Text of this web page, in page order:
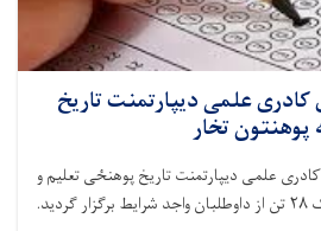
علمی دیپارتمنت تاریخ
پوهنتون تخار
علمی دیپارتمنت تاریخ پوهنځی تعلیم و
۲۸تن از داوطلبان واجد شرایط برگزار گردید.